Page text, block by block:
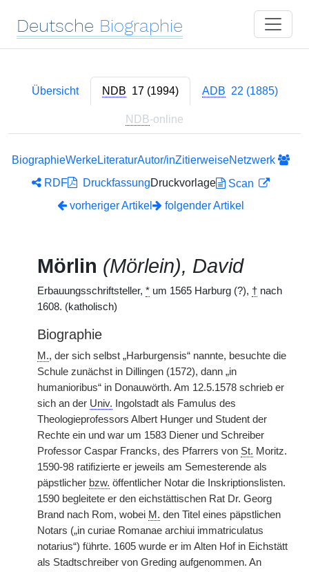
Deutsche Biographie
Übersicht NDB 17 (1994) ADB 22 (1885)
NDB-online
BiographieWerkeLiteraturAutor/inZitierweiseNetzwerk
RDF
DruckfassungDruckvorlage
Scan
vorheriger Artikel
folgender Artikel
Mörlin (Mörlein), David
Erbauungsschriftsteller, * um 1565 Harburg (?), † nach
1608. (katholisch)
Biographie
M., der sich selbst „Harburgensis“ nannte, besuchte die
Schule zunächst in Dillingen (1572), dann „in
humanioribus“ in Donauwörth. Am 12.5.1578 schrieb er
sich an der Univ. Ingolstadt als Famulus des
Theologieprofessors Albert Hunger und Student der
Rechte ein und war um 1583 Diener und Schreiber
Professor Caspar Francks, des Pfarrers von St. Moritz.
1590-98 ratifizierte er jeweils am Semesterende als
päpstlicher bzw. öffentlicher Notar die Inskriptionslisten.
1590 begleitete er den eichstättischen Rat Dr. Georg
Brand nach Rom, wobei M. den Titel eines päpstlichen
Notars („in curiae Romanae archiui immatriculatus
notarius“) führte. 1605 wurde er im Alten Hof in Eichstätt
als Stadtschreiber von Greding aufgenommen. An